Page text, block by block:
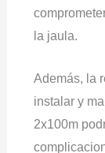
la jaula.
Además, la
instalar y
2x100m